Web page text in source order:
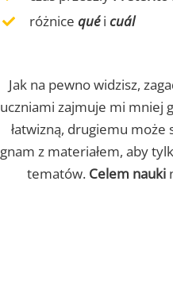
różnicequéicuál
Jak na pewno widzisz,
uczniami zajmuje mi mniej
łatwizną, drugiemu może
gnam z materiałem, aby
tematów. Celem nauki